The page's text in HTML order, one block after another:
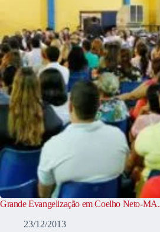
Grande Evangelização em Coelho Neto-MA.
23/12/2013